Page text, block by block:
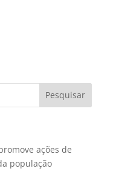
ações de
população